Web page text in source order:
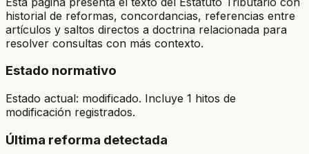
historial de reformas, concordancias, referencias entre
artículos y saltos directos a doctrina relacionada para
resolver consultas con más contexto.
Estado normativo
Estado actual: modificado. Incluye 1 hitos de
modificación registrados.
Última reforma detectada